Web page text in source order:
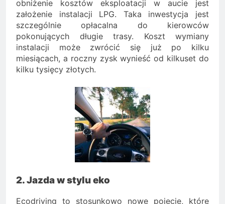
obniżenie kosztów eksploatacji w aucie jest
założenie instalacji LPG. Taka inwestycja jest
szczególnie opłacalna do kierowców
pokonujących długie trasy. Koszt wymiany
instalacji może zwrócić się już po kilku
miesiącach, a roczny zysk wynieść od kilkuset do
kilku tysięcy złotych.
2. Jazda w stylu eko
Ecodriving to stosunkowo nowe pojęcie, które